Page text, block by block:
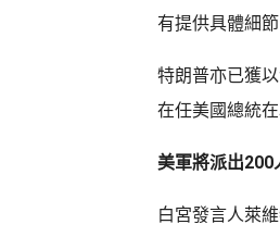
有提供具體細
特朗普亦已獲
在任美國總統
美軍將派出200
白宮發言人萊